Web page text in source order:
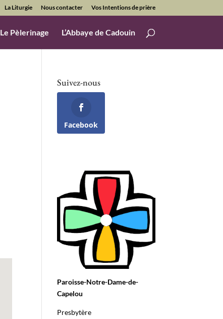
La Liturgie Nous contacter Vos Intentions de prière
Le Pèlerinage L’Abbaye de Cadouin
Outlook Live
Suivez-nous
Facebook
Paroisse-Notre-Dame-de-
Capelou
Presbytère